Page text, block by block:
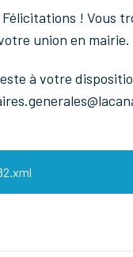
! Vous
union en mairie.
à votre